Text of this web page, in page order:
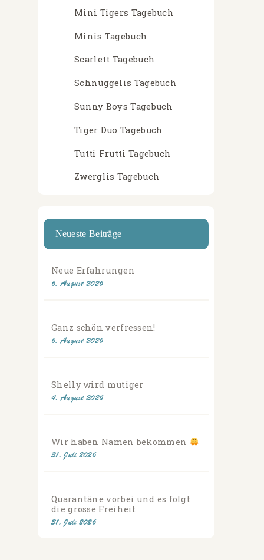
Mini Tigers Tagebuch
Minis Tagebuch
Scarlett Tagebuch
Schnüggelis Tagebuch
Sunny Boys Tagebuch
Tiger Duo Tagebuch
Tutti Frutti Tagebuch
Zwerglis Tagebuch
Neueste Beiträge
Neue Erfahrungen
6. August 2026
Ganz schön verfressen!
6. August 2026
Shelly wird mutiger
4. August 2026
Wir haben Namen bekommen
31. Juli 2026
Quarantäne vorbei und es folgt
die grosse Freiheit
31. Juli 2026